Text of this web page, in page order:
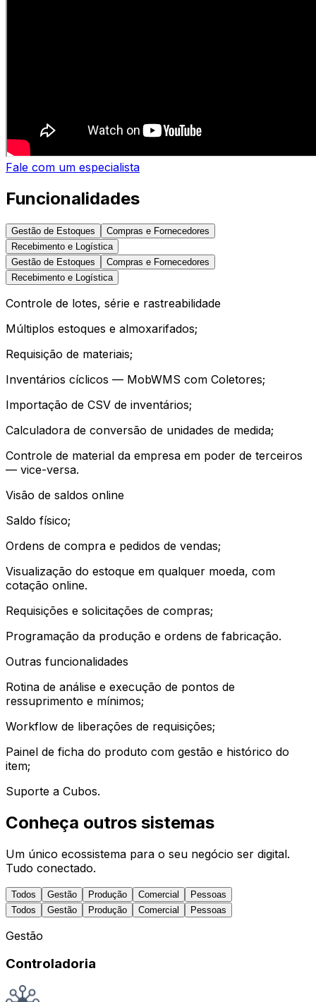
Fale com um especialista
Funcionalidades
Gestão de Estoques
Compras e Fornecedores
Recebimento e Logística
Gestão de Estoques
Compras e Fornecedores
Recebimento e Logística
Controle de lotes, série e rastreabilidade
Múltiplos estoques e almoxarifados;
Requisição de materiais;
Inventários cíclicos — MobWMS com Coletores;
Importação de CSV de inventários;
Calculadora de conversão de unidades de medida;
Controle de material da empresa em poder de terceiros
— vice-versa.
Visão de saldos online
Saldo físico;
Ordens de compra e pedidos de vendas;
Visualização do estoque em qualquer moeda, com
cotação online.
Requisições e solicitações de compras;
Programação da produção e ordens de fabricação.
Outras funcionalidades
Rotina de análise e execução de pontos de
ressuprimento e mínimos;
Workflow de liberações de requisições;
Painel de ficha do produto com gestão e histórico do
item;
Suporte a Cubos.
Conheça outros sistemas
Um único ecossistema para o seu negócio ser digital.
Tudo conectado.
Todos Gestão Produção Comercial
Pessoas
Todos
Gestão Produção Comercial Pessoas
Gestão
Controladoria